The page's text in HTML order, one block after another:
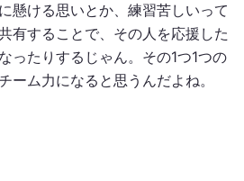
懸ける思いとか、練習苦しいって
有することで、その人を応援した
ったりするじゃん。その1つ1つの
ーム力になると思うんだよね。